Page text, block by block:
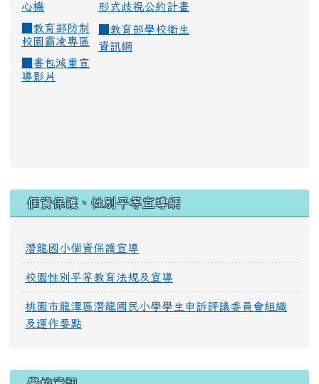
心機
形式歧視公約計畫
教育部防制
校園霸凌專區
教育部學校衛生
資訊網
書包減重宣
導影片
個資保護、性別平等宣導網
潛龍國小個資保護宣導
校園性別平等教育法規及宣導
桃園市龍潭區潛龍國民小學學生申訴評議委員會組織
及運作要點